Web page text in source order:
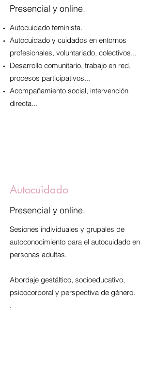
Presencial y online.
Autocuidado feminista.
Autocuidado y cuidados en entornos
profesionales, voluntariado, colectivos...
Desarrollo comunitario, trabajo en red,
procesos participativos...
Acompañamiento social, intervención
directa...
Autocuidado
Presencial y online.
Sesiones individuales y grupales de
autoconocimiento para el autocuidado en
personas adultas.
Abordaje gestáltico, socioeducativo,
psicocorporal y perspectiva de género.
.